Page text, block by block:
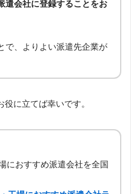
遣会社に登録することをお
で、よりよい派遣先企業が
に立てば幸いです。
におすすめ派遣会社を全国